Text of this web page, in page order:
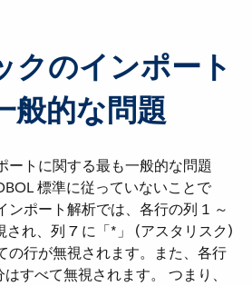
クのインポート
般的な問題
ートに関する最も一般的な問題
標準に従っていないことで
ンポート解析では、各行の列 1 ～
され、列 7 に「*」 (アスタリスク)
の行が無視されます。また、各行
すべて無視されます。 つまり、